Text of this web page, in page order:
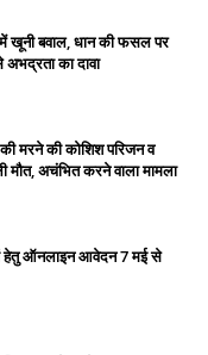
में खूनी बवाल, धान की फसल पर
का दावा
की मरने की कोशिश परिजन व
मौत, अचंभित करने वाला मामला
हेतु ऑनलाइन आवेदन 7 मई से